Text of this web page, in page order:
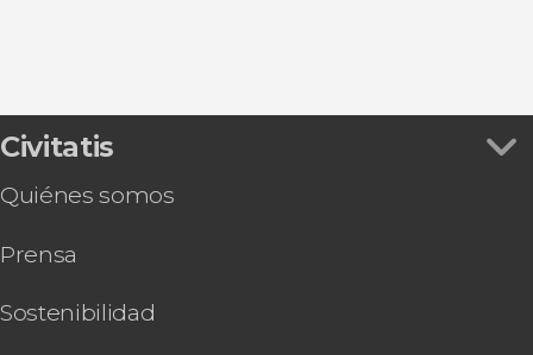
Civitatis
Quiénes somos
Prensa
Sostenibilidad